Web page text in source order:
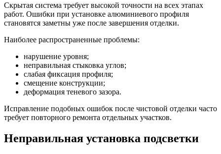
Скрытая система требует высокой точности на всех этапах
работ. Ошибки при установке алюминиевого профиля
становятся заметны уже после завершения отделки.
Наиболее распространенные проблемы:
нарушение уровня;
неправильная стыковка углов;
слабая фиксация профиля;
смещение конструкции;
деформация теневого зазора.
Исправление подобных ошибок после чистовой отделки часто
требует повторного ремонта отдельных участков.
Неправильная установка подсветки